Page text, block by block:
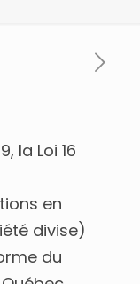
la Loi 16
en
divise)
du